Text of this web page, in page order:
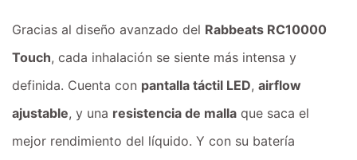
Gracias al diseño avanzado del Rabbeats RC10000
Touch, cada inhalación se siente más intensa y
definida. Cuenta con pantalla táctil LED, airflow
ajustable, y una resistencia de malla que saca el
mejor rendimiento del líquido. Y con su batería